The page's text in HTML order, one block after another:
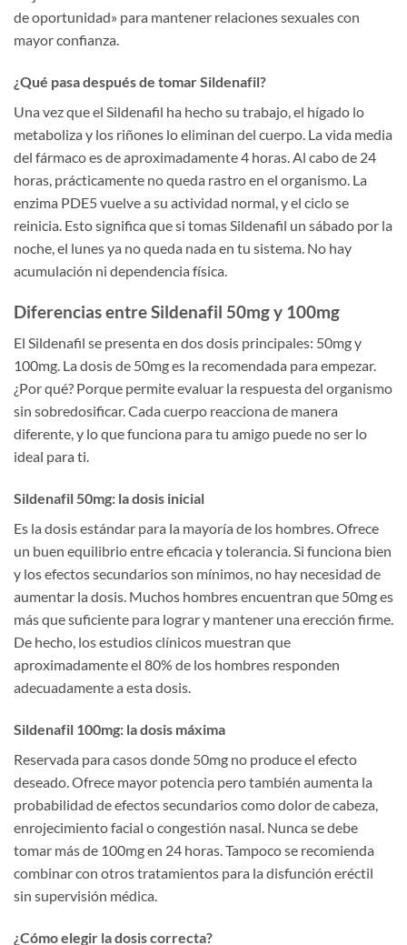
de oportunidad» para mantener relaciones sexuales con
mayor confianza.
¿Qué pasa después de tomar Sildenafil?
Una vez que el Sildenafil ha hecho su trabajo, el hígado lo
metaboliza y los riñones lo eliminan del cuerpo. La vida media
del fármaco es de aproximadamente 4 horas. Al cabo de 24
horas, prácticamente no queda rastro en el organismo. La
enzima PDE5 vuelve a su actividad normal, y el ciclo se
reinicia. Esto significa que si tomas Sildenafil un sábado por la
noche, el lunes ya no queda nada en tu sistema. No hay
acumulación ni dependencia física.
Diferencias entre Sildenafil 50mg y 100mg
El Sildenafil se presenta en dos dosis principales: 50mg y
100mg. La dosis de 50mg es la recomendada para empezar.
¿Por qué? Porque permite evaluar la respuesta del organismo
sin sobredosificar. Cada cuerpo reacciona de manera
diferente, y lo que funciona para tu amigo puede no ser lo
ideal para ti.
Sildenafil 50mg: la dosis inicial
Es la dosis estándar para la mayoría de los hombres. Ofrece
un buen equilibrio entre eficacia y tolerancia. Si funciona bien
y los efectos secundarios son mínimos, no hay necesidad de
aumentar la dosis. Muchos hombres encuentran que 50mg es
más que suficiente para lograr y mantener una erección firme.
De hecho, los estudios clínicos muestran que
aproximadamente el 80% de los hombres responden
adecuadamente a esta dosis.
Sildenafil 100mg: la dosis máxima
Reservada para casos donde 50mg no produce el efecto
deseado. Ofrece mayor potencia pero también aumenta la
probabilidad de efectos secundarios como dolor de cabeza,
enrojecimiento facial o congestión nasal. Nunca se debe
tomar más de 100mg en 24 horas. Tampoco se recomienda
combinar con otros tratamientos para la disfunción eréctil
sin supervisión médica.
¿Cómo elegir la dosis correcta?